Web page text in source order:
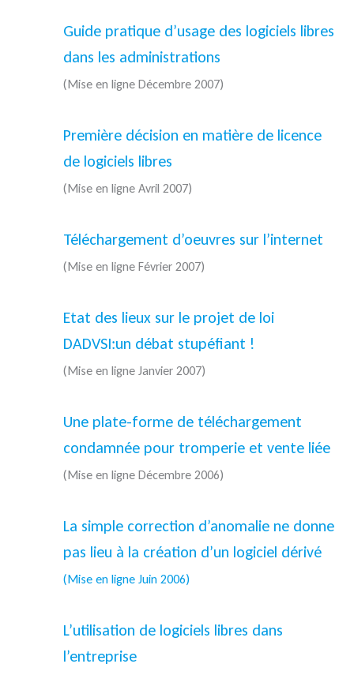
Guide pratique d’usage des logiciels libres
dans les administrations
(Mise en ligne Décembre 2007)
Première décision en matière de licence
de logiciels libres
(Mise en ligne Avril 2007)
Téléchargement d’oeuvres sur l’internet
(Mise en ligne Février 2007)
Etat des lieux sur le projet de loi
DADVSI:un débat stupéfiant !
(Mise en ligne Janvier 2007)
Une plate-forme de téléchargement
condamnée pour tromperie et vente liée
(Mise en ligne Décembre 2006)
La simple correction d’anomalie ne donne
pas lieu à la création d’un logiciel dérivé
(Mise en ligne Juin 2006)
L’utilisation de logiciels libres dans
l’entreprise